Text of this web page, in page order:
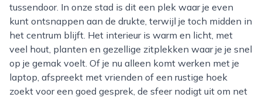
tussendoor. In onze stad is dit een plek waar je even
kunt ontsnappen aan de drukte, terwijl je toch midden in
het centrum blijft. Het interieur is warm en licht, met
veel hout, planten en gezellige zitplekken waar je je snel
op je gemak voelt. Of je nu alleen komt werken met je
laptop, afspreekt met vrienden of een rustige hoek
zoekt voor een goed gesprek, de sfeer nodigt uit om net